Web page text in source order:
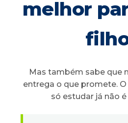
melhor
Mas também sabe que
entrega o que promete.
só estudar já não